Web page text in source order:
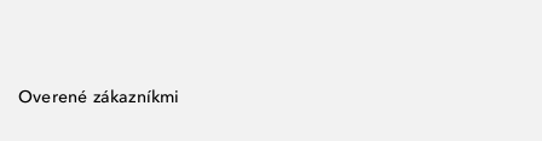
Overené zákazníkmi